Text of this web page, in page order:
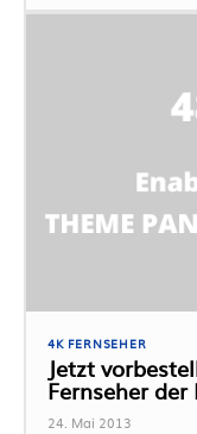
4K FERNSEHER
Jetzt
Fernseher der
24. Mai 2013